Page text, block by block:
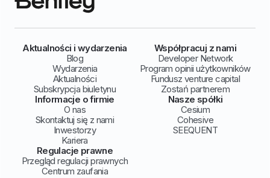
Aktualności i wydarzenia
Blog
Wydarzenia
Aktualności
Subskrypcja biuletynu
Współpracuj z nami
Developer Network
Program opinii użytkowników
Fundusz venture capital
Zostań partnerem
Informacje o firmie
O nas
Skontaktuj się z nami
Inwestorzy
Kariera
Nasze spółki
Cesium
Cohesive
SEEQUENT
Regulacje prawne
Przegląd regulacji prawnych
Centrum zaufania